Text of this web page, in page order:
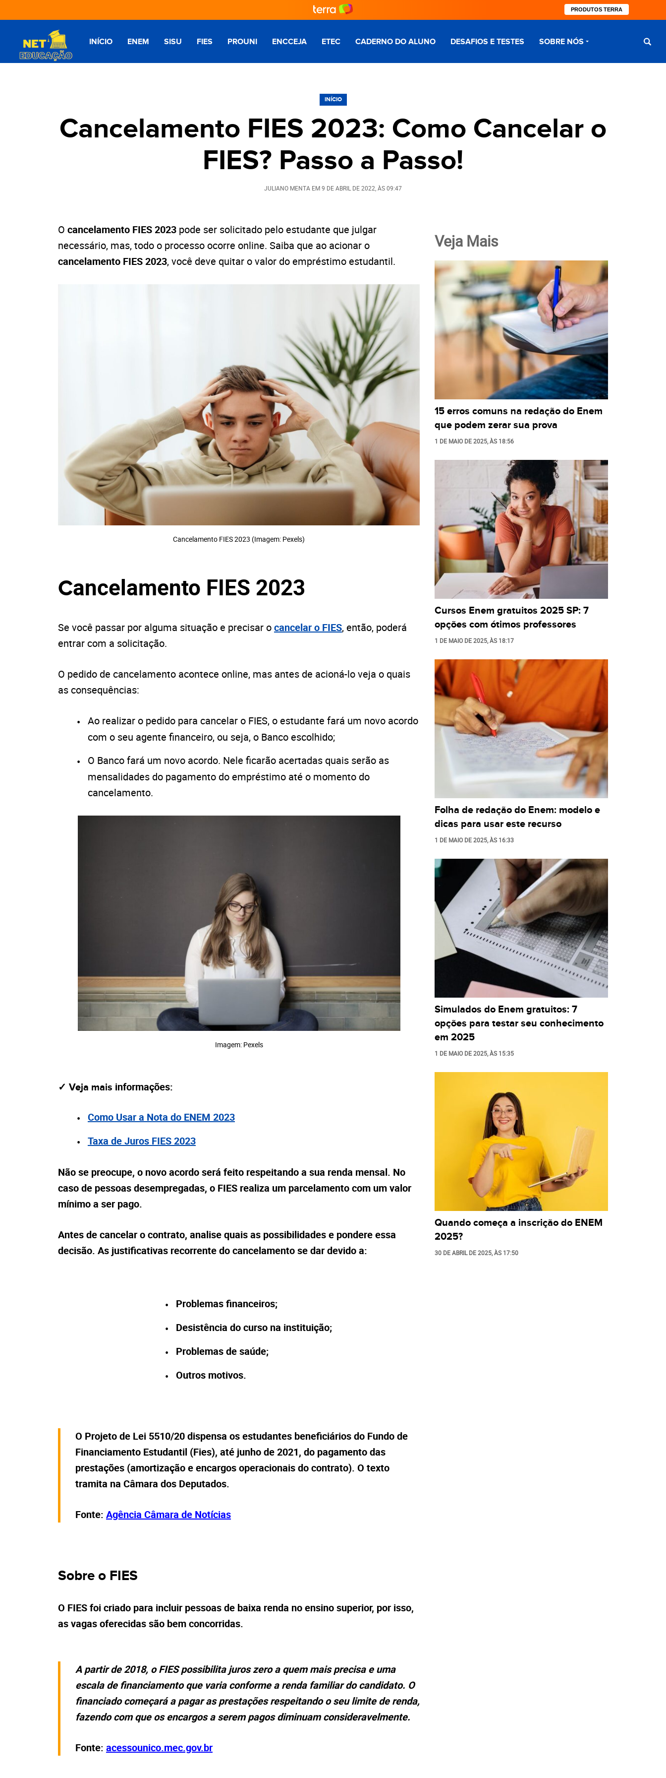
PRODUTOS TERRA
INÍCIO ENEM SISU FIES PROUNI ENCCEJA ETEC CADERNO DO ALUNO DESAFIOS E TESTES SOBRE NÓS
INÍCIO
Cancelamento FIES 2023: Como Cancelar o
FIES? Passo a Passo!
JULIANO MENTA EM9 DE ABRIL DE 2022 , ÀS09:47
O cancelamento FIES 2023 pode ser solicitado pelo estudante que julgar
necessário, mas, todo o processo ocorre online. Saiba que ao acionar o
cancelamento FIES 2023, você deve quitar o valor do empréstimo estudantil.
Cancelamento FIES 2023 (Imagem: Pexels)
Cancelamento FIES 2023
Se você passar por alguma situação e precisar ocancelar o FIES, então, poderá
entrar com a solicitação.
O pedido de cancelamento acontece online, mas antes de acioná-lo veja o quais
as consequências:
Ao realizar o pedido para cancelar o FIES, o estudante fará um novo acordo
com o seu agente financeiro, ou seja, o Banco escolhido;
O Banco fará um novo acordo. Nele ficarão acertadas quais serão as
mensalidades do pagamento do empréstimo até o momento do
cancelamento.
Imagem: Pexels
✓ Veja mais informações:
Como Usar a Nota do ENEM 2023
Taxa de Juros FIES 2023
Não se preocupe, o novo acordo será feito respeitando a sua renda mensal. No
caso de pessoas desempregadas, o FIES realiza um parcelamento com um valor
mínimo a ser pago.
Antes decancelar o contrato, analise quais as possibilidades e pondere essa
decisão. As justificativas recorrente do cancelamento se dar devido a:
Problemas financeiros;
Desistência do curso na instituição;
Problemas de saúde;
Outros motivos.
O Projeto de Lei 5510/20 dispensa os estudantes beneficiários do Fundo de
Financiamento Estudantil (Fies), até junho de 2021, do pagamento das
prestações (amortização e encargos operacionais do contrato). O texto
tramita na Câmara dos Deputados.
Fonte: Agência Câmara de Notícias
Sobre o FIES
O FIES foi criado para incluir pessoas de baixa renda no ensino superior, por isso,
as vagas oferecidas são bem concorridas.
A partir de 2018, o FIES possibilita juros zero a quem mais precisa e uma
escala de financiamento que varia conforme a renda familiar do candidato. O
financiado começará a pagar as prestações respeitando o seu limite de renda,
fazendo com que os encargos a serem pagos diminuam consideravelmente.
Fonte: acessounico.mec.gov.br
Veja Mais
15 erros comuns na redação do Enem
que podem zerar sua prova
1 DE MAIO DE 2025, ÀS 18:56
Cursos Enem gratuitos 2025 SP: 7
opções com ótimos professores
1 DE MAIO DE 2025, ÀS 18:17
Folha de redação do Enem: modelo e
dicas para usar este recurso
1 DE MAIO DE 2025, ÀS 16:33
Simulados do Enem gratuitos: 7
opções para testar seu conhecimento
em 2025
1 DE MAIO DE 2025, ÀS 15:35
Quando começa a inscrição do ENEM
2025?
30 DE ABRIL DE 2025, ÀS 17:50